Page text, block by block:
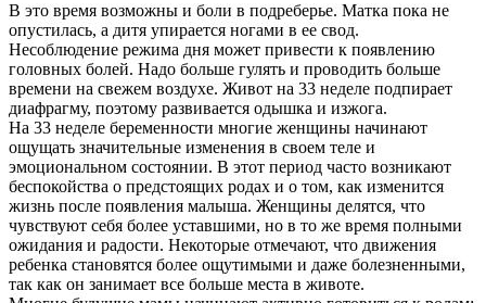
В это время возможны и боли в подреберье. Матка пока не
опустилась, а дитя упирается ногами в ее свод.
Несоблюдение режима дня может привести к появлению
головных болей. Надо больше гулять и проводить больше
времени на свежем воздухе. Живот на 33 неделе подпирает
диафрагму, поэтому развивается одышка и изжога.
На 33 неделе беременности многие женщины начинают
ощущать значительные изменения в своем теле и
эмоциональном состоянии. В этот период часто возникают
беспокойства о предстоящих родах и о том, как изменится
жизнь после появления малыша. Женщины делятся, что
чувствуют себя более уставшими, но в то же время полными
ожидания и радости. Некоторые отмечают, что движения
ребенка становятся более ощутимыми и даже болезненными,
так как он занимает все больше места в животе.